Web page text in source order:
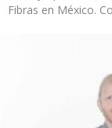
Fibras en México.